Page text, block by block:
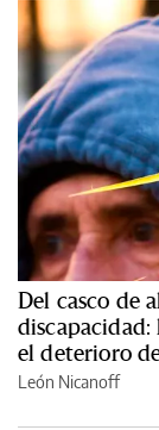
Del casco de
discapacidad:
el deterioro
León Nicanoff